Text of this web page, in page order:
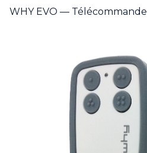
WHY EVO — Télécommande